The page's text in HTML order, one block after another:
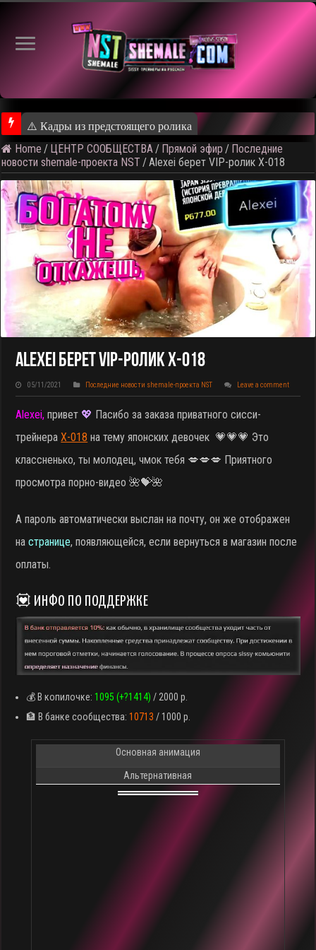
⚠️ Кадры из предстоящего ролика
Home / ЦЕНТР СООБЩЕСТВА / Прямой эфир / Последние
новости shemale-проекта NST /Alexei берет VIP-ролик X-018
Alexei Берет VIP-Ролик X-018
05/11/2021 Последние новости shemale-проекта NST Leave a comment
Alexei, привет 💖 Пасибо за заказа приватного сисси-
трейнераX-018 на тему японских девочек 💗💗💗 Это
классненько, ты молодец, чмок тебя 💋💋💋 Приятного
просмотра порно-видео 🌺💝🌺
А пароль автоматически выслан на почту, он же отображен
настранице, появляющейся, если вернуться в магазин после
оплаты.
💟 ИНФО ПО ПОДДЕРЖКЕ
💰 В копилочке:1095 (+?1414)/ 2000 р.
🏦 В банке сообщества:10713 / 1000 р.
Основная анимация
Альтернативная